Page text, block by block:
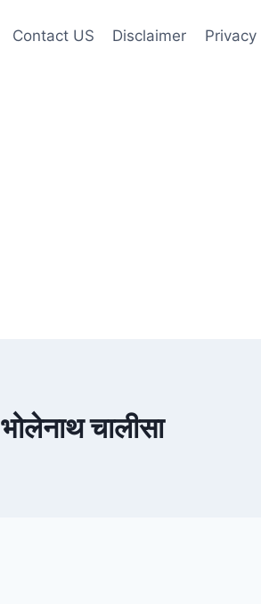
Contact US Disclaimer Privacy
भोलेनाथ चालीसा